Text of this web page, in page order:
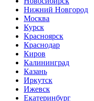
Нижний Новгород
Москва
Курск
Красноярск
Краснодар
Киров
Калининград
Казань
Иркутск
Ижевск
Екатеринбург